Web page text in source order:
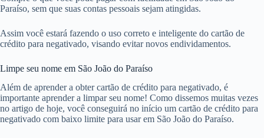
Paraíso, sem que suas contas pessoais sejam atingidas.
Assim você estará fazendo o uso correto e inteligente do cartão de
crédito para negativado, visando evitar novos endividamentos.
Limpe seu nome em São João do Paraíso
Além de aprender a obter cartão de crédito para negativado, é
importante aprender a limpar seu nome! Como dissemos muitas vezes
no artigo de hoje, você conseguirá no início um cartão de crédito para
negativado com baixo limite para usar em São João do Paraíso.